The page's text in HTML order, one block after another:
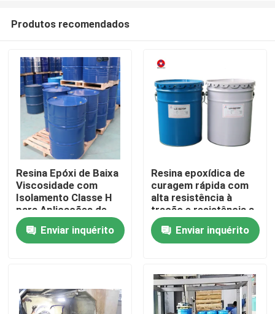
Para casa
Produtos
Espetáculo VR
Produtos recomendados
Resina Epóxi de Baixa
Viscosidade com
Isolamento Classe H
para Aplicações de
12-40,5kV em
Transformadores a
Seco
Enviar inquérito
Resina epoxídica de
curagem rápida com
alta resistência à
tração e resistência a
choques térmicos
para isolamento
elétrico
Enviar inquérito